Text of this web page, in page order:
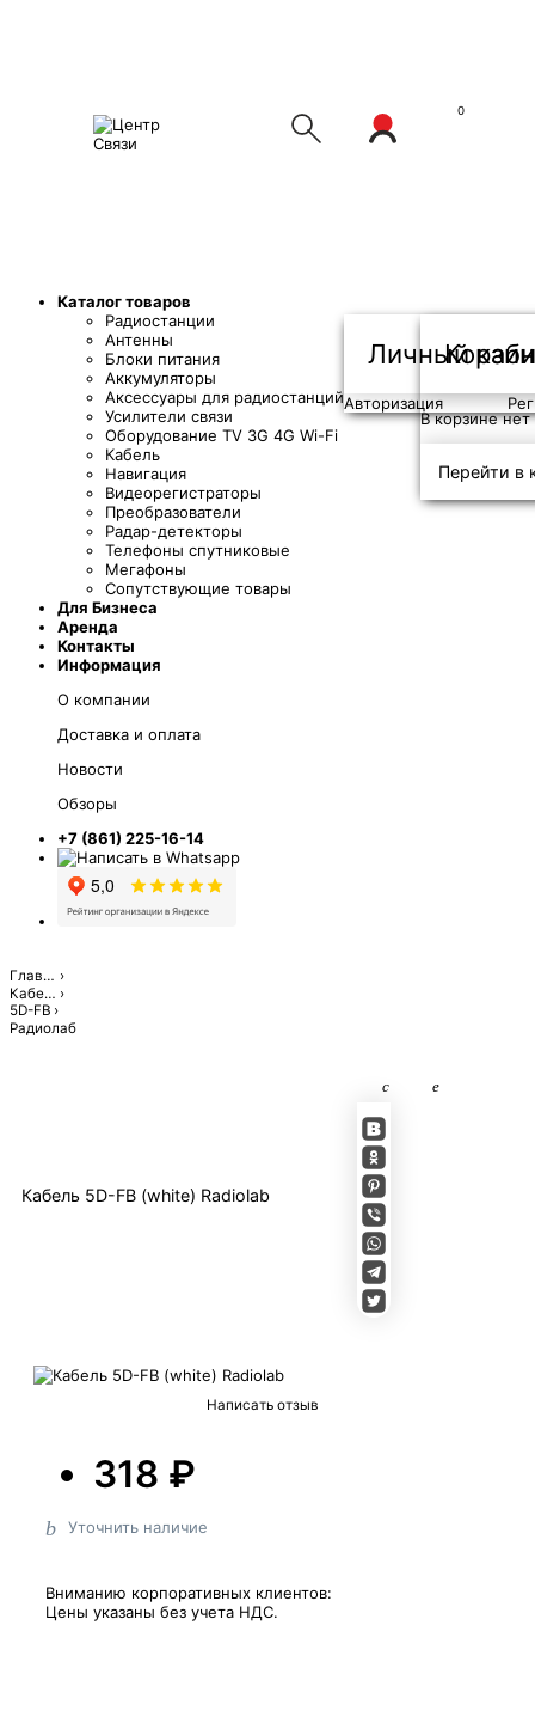
Личный
Авторизация
0
В корзине нет
Перейти в
Каталог товаров
Радиостанции
Антенны
Блоки питания
Аккумуляторы
Аксессуары для радиостанций
Усилители связи
Оборудование TV 3G 4G Wi-Fi
Кабель
Навигация
Видеорегистраторы
Преобразователи
Радар-детекторы
Телефоны спутниковые
Мегафоны
Сопутствующие товары
Для Бизнеса
Аренда
Контакты
Информация
О компании
Доставка и оплата
Новости
Обзоры
+7 (861) 225-16-14
Главная
Кабель
5D-FB
Радиолаб
Кабель 5D-FB (white) Radiolab
Написать отзыв
318 ₽
Уточнить наличие
Вниманию корпоративных клиентов:
Цены указаны без учета НДС.